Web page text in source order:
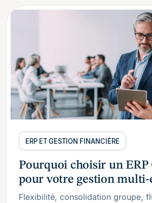
ERP ET GESTION FINANCIÈRE
Pourquoi choisir un ERP
pour votre gestion multi-
Flexibilité, consolidation groupe,